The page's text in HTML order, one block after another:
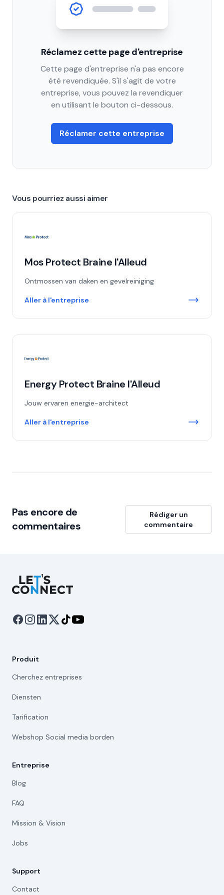
Réclamez cette page d'entreprise
Cette page d'entreprise n'a pas encore
été revendiquée. S'il s'agit de votre
entreprise, vous pouvez la revendiquer
en utilisant le bouton ci-dessous.
Réclamer cette entreprise
Vous pourriez aussi aimer
Mos Protect Braine l'Alleud
Ontmossen van daken en gevelreiniging
Aller à l'entreprise
Energy Protect Braine l'Alleud
Jouw ervaren energie-architect
Aller à l'entreprise
Pas encore de
commentaires
Rédiger un
commentaire
Let's Connect
Produit
Cherchez entreprises
Diensten
Tarification
Webshop Social media borden
Entreprise
Blog
FAQ
Mission & Vision
Jobs
Support
Contact